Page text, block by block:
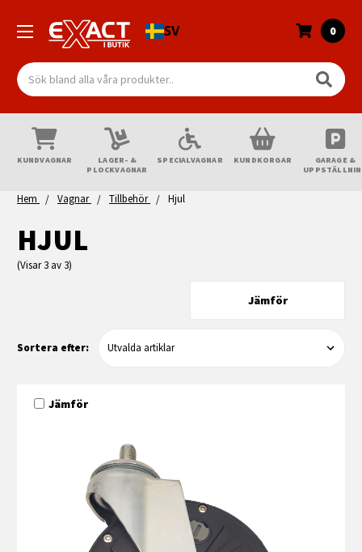
SV
Sök
0
KUNDVAGNAR
LAGER- &
PLOCKVAGNAR
SPECIALVAGNAR KUNDKORGAR
GARAGE &
Hem Vagnar Tillbehör Hjul
HJUL
(Visar 3 av 3)
Jämför
Sortera efter:
Jämför